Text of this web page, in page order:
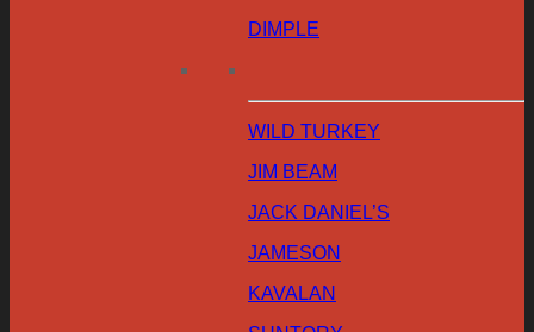
DIMPLE
WILD TURKEY
JIM BEAM
JACK DANIEL’S
JAMESON
KAVALAN